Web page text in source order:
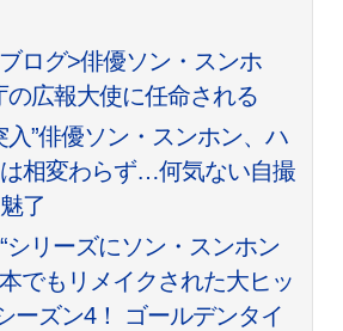
ログ>俳優ソン・スンホ
の広報大使に任命される
入”俳優ソン・スンホン、ハ
相変わらず…何気ない自撮
了
シリーズにソン・スンホン
でもリメイクされた大ヒッ
ーズン4！ ゴールデンタイ